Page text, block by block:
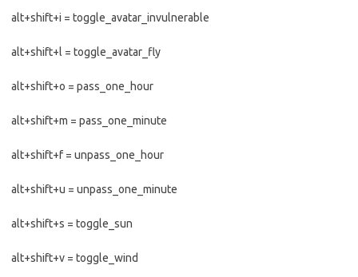
alt+shift+i = toggle_avatar_invulnerable
alt+shift+l = toggle_avatar_fly
alt+shift+o = pass_one_hour
alt+shift+m = pass_one_minute
alt+shift+f = unpass_one_hour
alt+shift+u = unpass_one_minute
alt+shift+s = toggle_sun
alt+shift+v = toggle_wind